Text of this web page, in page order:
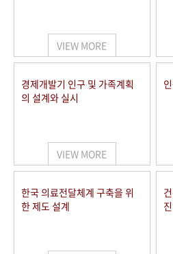
VIEW MORE
경제개발기 인구 및 가족계획
의 설계와 실시
VIEW MORE
한국 의료전달체계 구축을 위
한 제도 설계